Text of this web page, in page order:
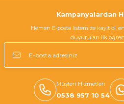
Kampanyalardan
Hemen E-posta listemize kayıt ol,
duyuruları ilk
Müşteri Hizmetleri
0538 957 10 54